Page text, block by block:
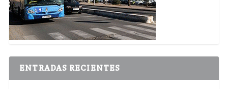
ENTRADAS RECIENTES